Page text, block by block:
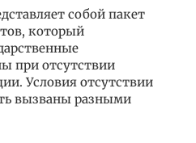
собой пакет
который
при отсутствии
Условия отсутствии
вызваны разными